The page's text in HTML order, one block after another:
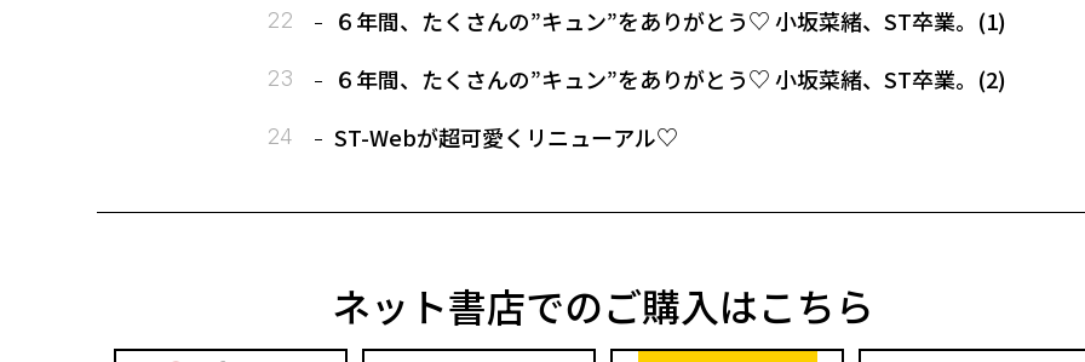
６年間、たくさんの”キュン”をありがとう♡ 小坂菜緒、ST卒業。(1)
６年間、たくさんの”キュン”をありがとう♡ 小坂菜緒、ST卒業。(2)
ST-Webが超可愛くリニューアル♡
ネット書店でのご購入はこちら